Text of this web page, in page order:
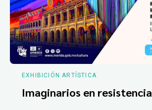
EXHIBICIÓN ARTÍSTICA
Imaginarios en resistencia